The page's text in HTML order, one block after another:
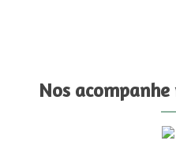
Nos acompanhe